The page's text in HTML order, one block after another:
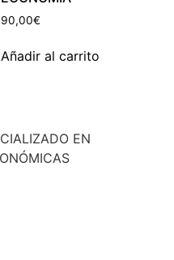
90,00€
Añadir al carrito
EN